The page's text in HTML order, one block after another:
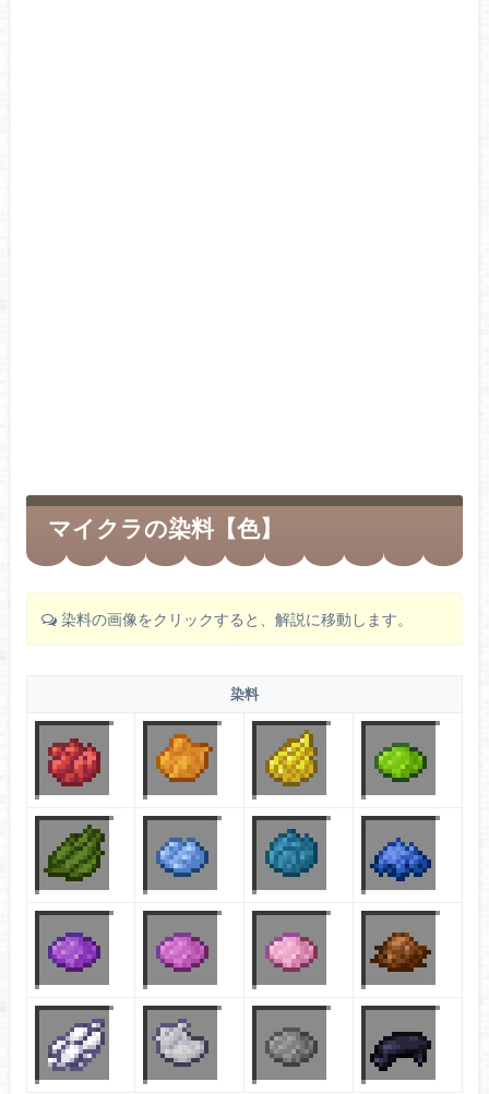
マイクラの染料【色】
染料の画像をクリックすると、解説に移動します。
染料